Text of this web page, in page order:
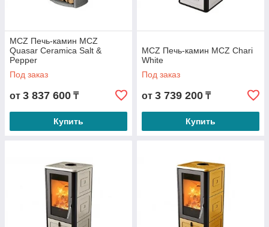
MCZ Печь-камин MCZ
Quasar Ceramica Salt &
Pepper
Под заказ
от 3 837 600 ₸
Купить
MCZ Печь-камин MCZ Chari
White
Под заказ
от 3 739 200 ₸
Купить